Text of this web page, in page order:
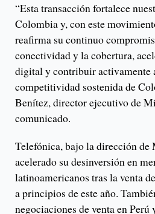
“Esta transacción fortalece
Colombia y, con este
reafirma su continuo
conectividad y la cobertura,
digital y contribuir activamente
competitividad sostenida de
Benítez, director ejecutivo de
comunicado.
Telefónica, bajo la dirección de
acelerado su desinversión en
latinoamericanos tras la venta
a principios de este año.
negociaciones de venta en